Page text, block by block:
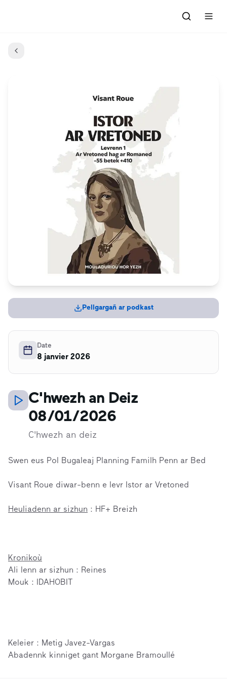
Kael ar programmoù
Ar gevredigezh
Pellgargañ ar podkast
Date
8 janvier 2026
C'hwezh an Deiz
08/01/2026
C'hwezh an deiz
Swen eus Pol Bugaleaj Planning Familh Penn ar Bed
Visant Roue diwar-benn e levr Istor ar Vretoned
Heuliadenn ar sizhun : HF+ Breizh
Kronikoù
Ali lenn ar sizhun : Reines
Mouk : IDAHOBIT
Keleier : Metig Javez-Vargas
Abadennk kinniget gant Morgane Bramoullé